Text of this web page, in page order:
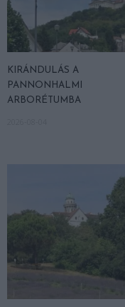
KIRÁNDULÁS A
PANNONHALMI
ARBORÉTUMBA